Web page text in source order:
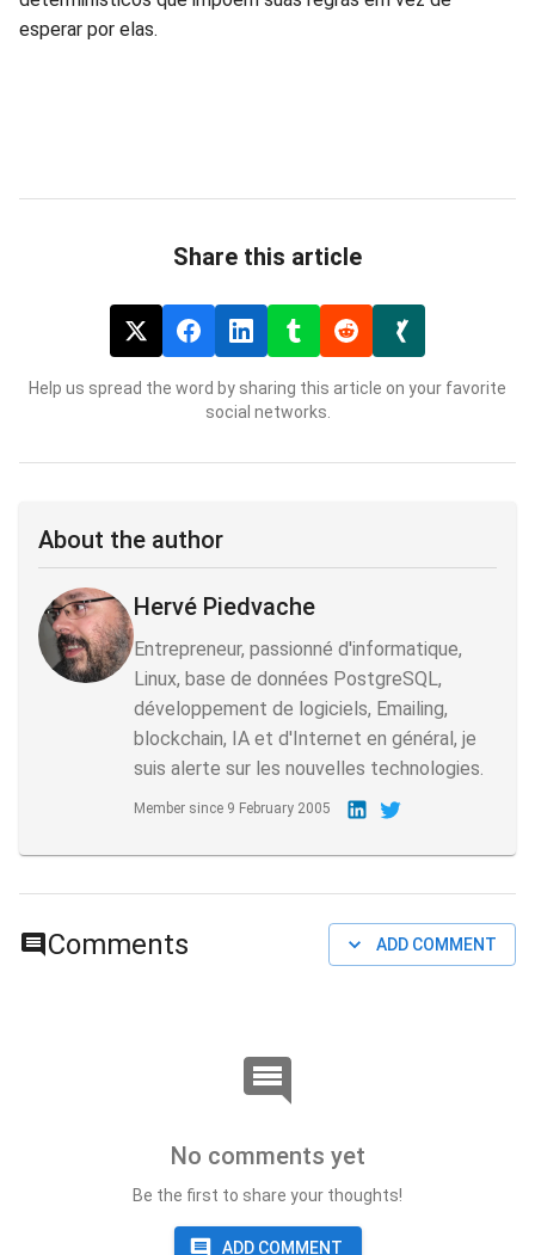
esperar por elas.
Share this article
Help us spread the word by sharing this article on your favorite
social networks.
About the author
Hervé Piedvache
Entrepreneur, passionné d'informatique,
Linux, base de données PostgreSQL,
développement de logiciels, Emailing,
blockchain, IA et d'Internet en général, je
suis alerte sur les nouvelles technologies.
Member since 9 February 2005
Comments ADD COMMENT
No comments yet
Be the first to share your thoughts!
ADD COMMENT